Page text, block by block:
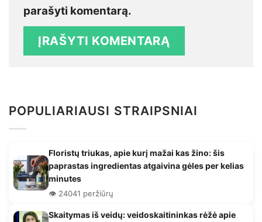
parašyti komentarą.
POPULIARIAUSI STRAIPSNIAI
Floristų triukas, apie kurį mažai kas žino: šis
paprastas ingredientas atgaivina gėles per kelias
minutes
👁️ 24041 peržiūrų
Skaitymas iš veidų: veidoskaitininkas rėžė apie